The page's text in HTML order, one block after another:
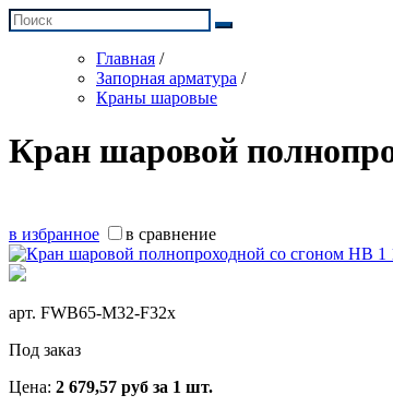
Главная /
Запорная арматура /
Краны шаровые
Кран шаровой
в избранное в сравнение
арт. FWB65-M32-F32x
Под заказ
Цена: 2 679,57 руб за 1 шт.